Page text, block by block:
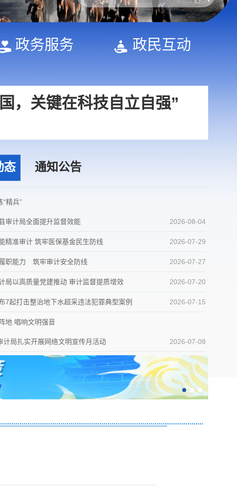
政务服务 政民互动
真务实、真抓实干”
，关键在科技自立自强”
态 通知公告
“精兵”
计局全面提升监督效能 2026-08-04
精准审计 筑牢医保基金民生防线 2026-07-29
职能力 筑牢审计安全防线 2026-07-27
局以高质量党建推动 审计监督提质增效 2026-07-20
7起打击整治地下水超采违法犯罪典型案例 2026-07-15
地 唱响文明强音
计局扎实开展网络文明宣传月活动 2026-07-08
召开市城投集团公司市政道路建设等项目竣工决算 审计进点会 2026-07-03
市审计系统智慧审计应用能力提升培训班成功举办 2026-06-26